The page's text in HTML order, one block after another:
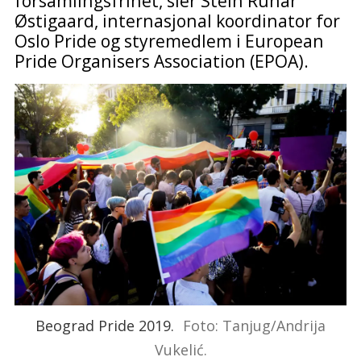
Østigaard, internasjonal koordinator for
Oslo Pride og styremedlem i European
Pride Organisers Association (EPOA).
Beograd Pride 2019. Foto: Tanjug/Andrija
Vukelić.